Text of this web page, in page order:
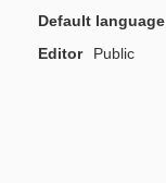
Default language
Editor
Public